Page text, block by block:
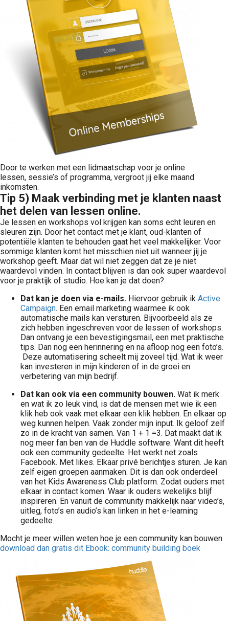
Door te werken met een lidmaatschap voor je online
lessen, sessie’s of programma, vergroot jij elke maand
inkomsten.
Tip 5) Maak verbinding met je klanten naast
het delen van lessen online.
Je lessen en workshops vol krijgen kan soms echt leuren en
sleuren zijn. Door het contact met je klant, oud-klanten of
potentiële klanten te behouden gaat het veel makkelijker. Voor
sommige klanten komt het misschien niet uit wanneer jij je
workshop geeft. Maar dat wil niet zeggen dat ze je niet
waardevol vinden. In contact blijven is dan ook super waardevol
voor je praktijk of studio. Hoe kan je dat doen?
Dat kan je doen via e-mails. Hiervoor gebruik ik Active
Campaign. Een email marketing waarmee ik ook
automatische mails kan versturen. Bijvoorbeeld als ze
zich hebben ingeschreven voor de lessen of workshops.
Dan ontvang je een bevestigingsmail, een met praktische
tips. Dan nog een herinnering en na afloop nog een foto’s.
Deze automatisering scheelt mij zoveel tijd. Wat ik weer
kan investeren in mijn kinderen of in de groei en
verbetering van mijn bedrijf.
Dat kan ook via een community bouwen. Wat ik merk
en wat ik zo leuk vind, is dat de mensen met wie ik een
klik heb ook vaak met elkaar een klik hebben. En elkaar op
weg kunnen helpen. Vaak zonder mijn input. Ik geloof zelf
zo in de kracht van samen. Van 1 + 1 =3. Dat maakt dat ik
nog meer fan ben van de Huddle software. Want dit heeft
ook een community gedeelte. Het werkt net zoals
Facebook. Met likes. Elkaar privé berichtjes sturen. Je kan
zelf eigen groepen aanmaken. Dit is dan ook onderdeel
van het Kids Awareness Club platform. Zodat ouders met
elkaar in contact komen. Waar ik ouders wekelijks blijf
inspireren. En vanuit de community makkelijk naar video’s,
uitleg, foto’s en audio’s kan linken in het e-learning
gedeelte.
Mocht je meer willen weten hoe je een community kan bouwen
download dan gratis dit Ebook: community building boek